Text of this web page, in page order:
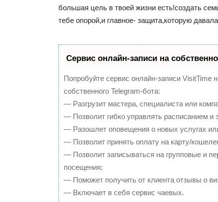
большая цель в твоей жизни есть!создать
тебе опорой,и главное- защита,которую
Сервис онлайн-записи на
Попробуйте сервис онлайн-записи VisitTime
собственного Telegram-бота:
— Разгрузит мастера, специалиста или
— Позволит гибко управлять расписанием и
— Разошлет оповещения о новых услугах
— Позволит принять оплату на карту/
— Позволит записываться на групповые и
посещения;
— Поможет получить от клиента отзывы о
— Включает в себя сервис чаевых.